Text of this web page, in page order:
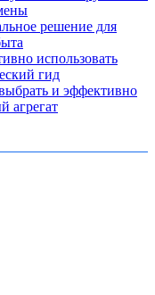
решение для
использовать
гид
и эффективно
агрегат